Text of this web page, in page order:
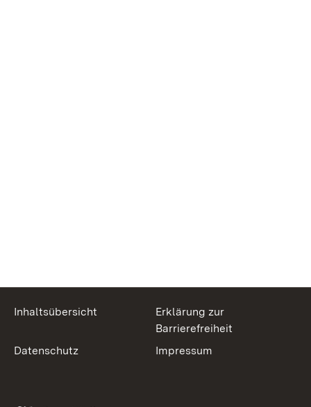
Inhaltsübersicht
Erklärung zur
Barrierefreiheit
Datenschutz
Impressum